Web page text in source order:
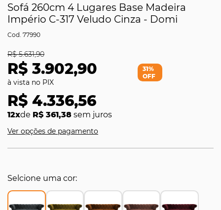
Sofá 260cm 4 Lugares Base Madeira
Império C-317 Veludo Cinza - Domi
77990
R$ 3.902,90
R$ 5.631,90
R$ 4.336,56
12xde R$ 361,38 sem juros
31%
OFF
Ver opções de pagamento
Selcione uma cor